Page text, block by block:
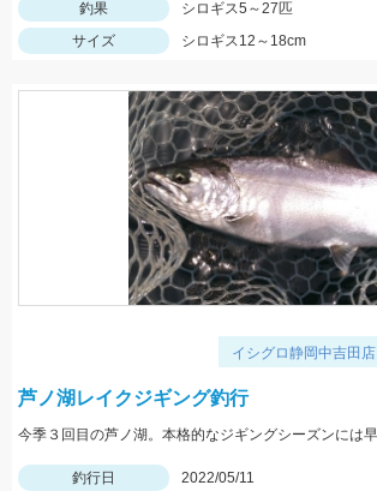
釣果
シロギス5～27匹
サイズ
シロギス12～18cm
イシグロ静岡中吉田店
芦ノ湖レイクジギング釣行
釣行日
2022/05/11